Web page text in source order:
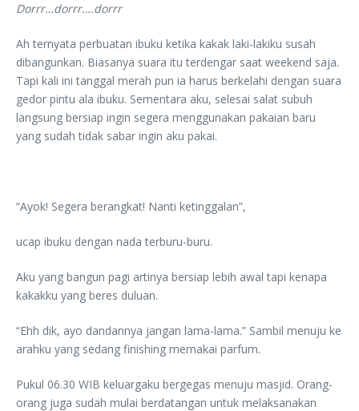
Dorrr…dorrr….dorrr
Ah ternyata perbuatan ibuku ketika kakak laki-lakiku susah
dibangunkan. Biasanya suara itu terdengar saat weekend saja.
Tapi kali ini tanggal merah pun ia harus berkelahi dengan suara
gedor pintu ala ibuku. Sementara aku, selesai salat subuh
langsung bersiap ingin segera menggunakan pakaian baru
yang sudah tidak sabar ingin aku pakai.
“Ayok! Segera berangkat! Nanti ketinggalan”,
ucap ibuku dengan nada terburu-buru.
Aku yang bangun pagi artinya bersiap lebih awal tapi kenapa
kakakku yang beres duluan.
“Ehh dik, ayo dandannya jangan lama-lama.” Sambil menuju ke
arahku yang sedang finishing memakai parfum.
Pukul 06.30 WIB keluargaku bergegas menuju masjid. Orang-
orang juga sudah mulai berdatangan untuk melaksanakan